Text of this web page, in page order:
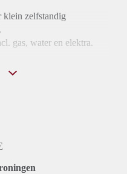
klein zelfstandig
gas, water en elektra.